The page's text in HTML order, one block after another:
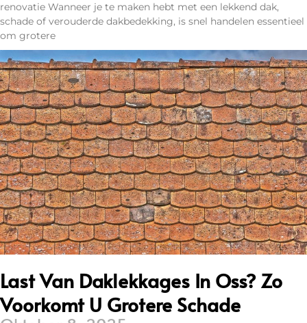
renovatie Wanneer je te maken hebt met een lekkend dak,
schade of verouderde dakbedekking, is snel handelen essentieel
om grotere
Last Van Daklekkages In Oss? Zo
Voorkomt U Grotere Schade